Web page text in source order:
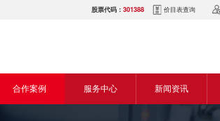
价目表查询
股票代码：301388
合作案例 服务中心 新闻资讯